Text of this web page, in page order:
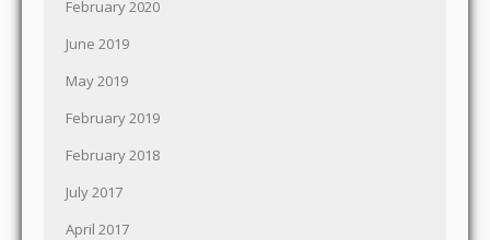
February 2020
June 2019
May 2019
February 2019
February 2018
July 2017
April 2017